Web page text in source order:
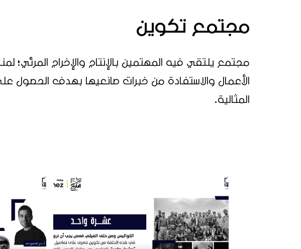
مجتمع تكوين
مجتمع يلتقي فيه المهتمين بالإنتاج والإخراج المرئي؛
الأعمال والاستفادة من خبرات صانعيها بهدف الحصول
المثالية.